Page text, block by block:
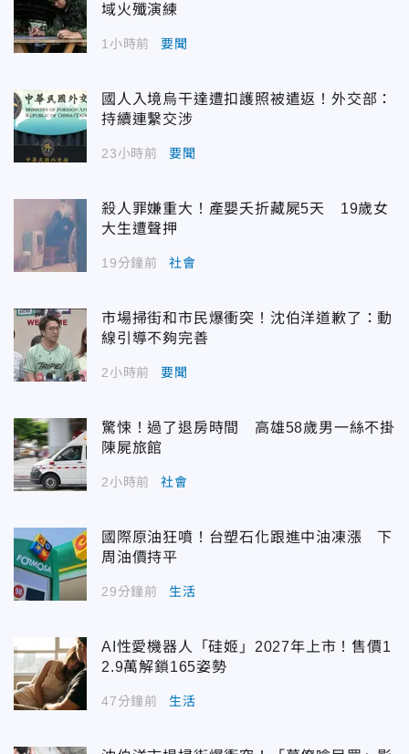
域火殲演練
1小時前 要聞
國人入境烏干達遭扣護照被遣返！外交部：
持續連繫交涉
23小時前 要聞
殺人罪嫌重大！產嬰夭折藏屍5天 19歲女
大生遭聲押
19分鐘前 社會
市場掃街和市民爆衝突！沈伯洋道歉了：動
線引導不夠完善
2小時前 要聞
驚悚！過了退房時間 高雄58歲男一絲不掛
陳屍旅館
2小時前 社會
國際原油狂噴！台塑石化跟進中油凍漲 下
周油價持平
29分鐘前 生活
AI性愛機器人「硅姬」2027年上市！售價1
2.9萬解鎖165姿勢
47分鐘前 生活